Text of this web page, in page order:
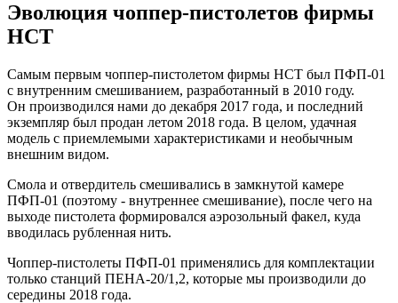
Эволюция чоппер-пистолетов фирмы
НСТ
Самым первым чоппер-пистолетом фирмы НСТ был ПФП-01
с внутренним смешиванием, разработанный в 2010 году.
Он производился нами до декабря 2017 года, и последний
экземпляр был продан летом 2018 года. В целом, удачная
модель с приемлемыми характеристиками и необычным
внешним видом.
Смола и отвердитель смешивались в замкнутой камере
ПФП-01 (поэтому - внутреннее смешивание), после чего на
выходе пистолета формировался аэрозольный факел, куда
вводилась рубленная нить.
Чоппер-пистолеты ПФП-01 применялись для комплектации
только станций ПЕНА-20/1,2, которые мы производили до
середины 2018 года.